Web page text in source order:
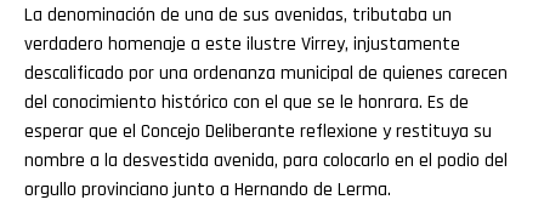
La denominación de una de sus avenidas, tributaba un
verdadero homenaje a este ilustre Virrey, injustamente
descalificado por una ordenanza municipal de quienes carecen
del conocimiento histórico con el que se le honrara. Es de
esperar que el Concejo Deliberante reflexione y restituya su
nombre a la desvestida avenida, para colocarlo en el podio del
orgullo provinciano junto a Hernando de Lerma.